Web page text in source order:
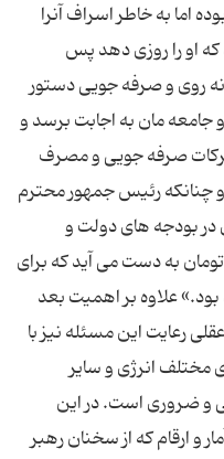
اما به خاطر اسراف آنرا
او را روزی دهد پس
روی و صرفه جویی دستور
جامعه مان به اجابت برسد و
بركات صرفه جویی و مصرف
چنانكه رئیس جمهور محترم
بودجه های دولت و
حدود 1500 میلیارد تومان به دست می آید كه برای
علاوه بر اهمیت بعد
رعایت این مسئله نیز با
مختلف انرژی و سایر
و ضروری است. در این
و ارقام كه از سخنان رهبر